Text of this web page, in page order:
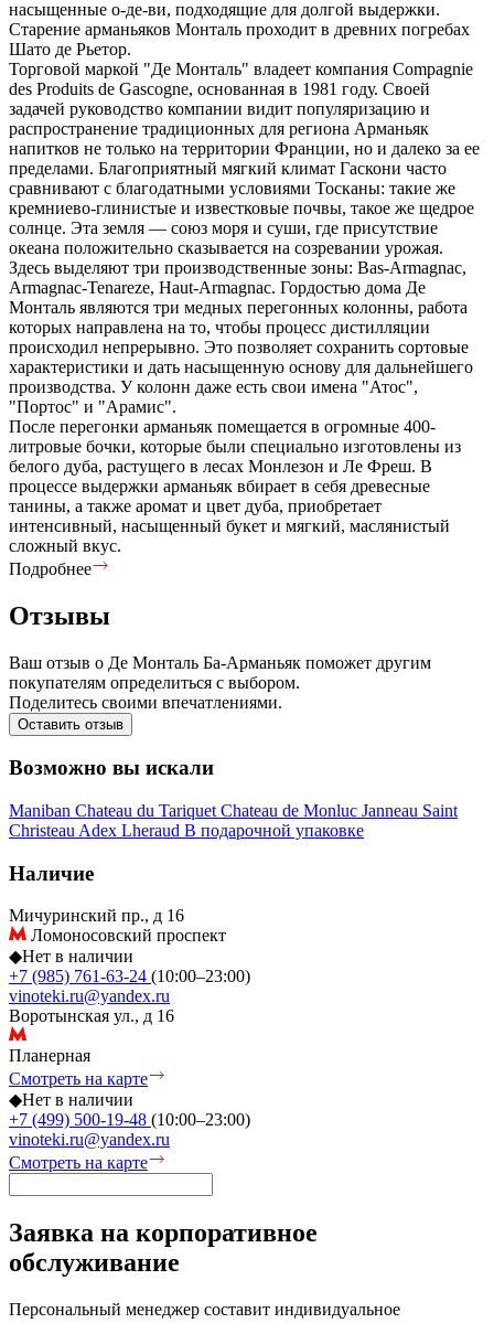
насыщенные о-де-ви, подходящие для долгой выдержки.
Старение арманьяков Монталь проходит в древних погребах
Шато де Рьетор.
Торговой маркой "Де Монталь" владеет компания Compagnie
des Produits de Gascogne, основанная в 1981 году. Своей
задачей руководство компании видит популяризацию и
распространение традиционных для региона Арманьяк
напитков не только на территории Франции, но и далеко за ее
пределами. Благоприятный мягкий климат Гаскони часто
сравнивают с благодатными условиями Тосканы: такие же
кремниево-глинистые и известковые почвы, такое же щедрое
солнце. Эта земля — союз моря и суши, где присутствие
океана положительно сказывается на созревании урожая.
Здесь выделяют три производственные зоны: Bas-Armagnac,
Armagnac-Tenareze, Haut-Armagnac. Гордостью дома Де
Монталь являются три медных перегонных колонны, работа
которых направлена на то, чтобы процесс дистилляции
происходил непрерывно. Это позволяет сохранить сортовые
характеристики и дать насыщенную основу для дальнейшего
производства. У колонн даже есть свои имена "Атос",
"Портос" и "Арамис".
После перегонки арманьяк помещается в огромные 400-
литровые бочки, которые были специально изготовлены из
белого дуба, растущего в лесах Монлезон и Ле Фреш. В
процессе выдержки арманьяк вбирает в себя древесные
танины, а также аромат и цвет дуба, приобретает
интенсивный, насыщенный букет и мягкий, маслянистый
сложный вкус.
Подробнее
Отзывы
Ваш отзыв о Де Монталь Ба-Арманьяк поможет другим
покупателям определиться с выбором.
Поделитесь своими впечатлениями.
Оставить отзыв
Возможно вы искали
Maniban Chateau du Tariquet Chateau de Monluc Janneau Saint
Christeau Adex Lheraud В подарочной упаковке
Наличие
Мичуринский пр., д 16
Ломоносовский проспект
◆Нет в наличии
+7 (985) 761-63-24 (10:00–23:00)
vinoteki.ru@yandex.ru
Воротынская ул., д 16
Планерная
Смотреть на карте
◆Нет в наличии
+7 (499) 500-19-48 (10:00–23:00)
vinoteki.ru@yandex.ru
Смотреть на карте
Заявка на корпоративное
обслуживание
Персональный менеджер составит индивидуальное